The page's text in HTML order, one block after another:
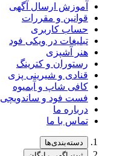
آموزش ارسال آگهی
قوانین و مقررات
حساب کاربری
تبلیغات در ویکی فود
هنر آشپزی
رستوران و کترینگ
قنادی و شیرینی پزی
کافی شاپ و آبمیوه
فست فود و ساندویچی
درباره ما
تماس با ما
دسته‌بندی‌ها